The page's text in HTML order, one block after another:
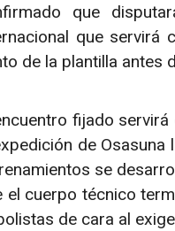
que
que servirá
de la plantilla antes
fijado
de
se
el cuerpo técnico
de cara al